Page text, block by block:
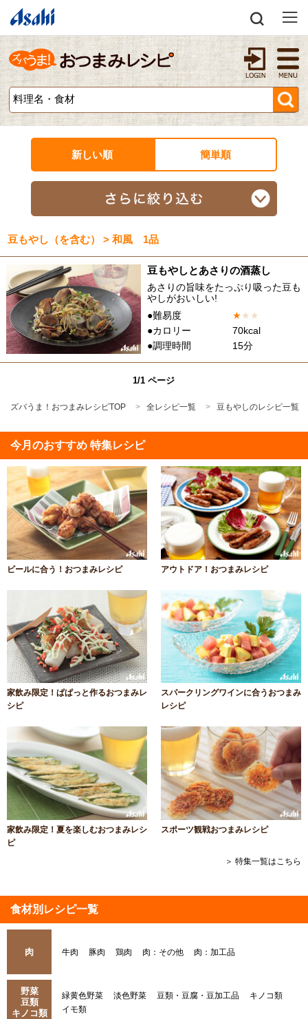
新しい順 簡単順
豆もやし（を含む） > 和風 1品
豆もやしとあさりの酒蒸し
あさりの旨味をたっぷり吸った豆も
やしがおいしい!
●難易度
★★ ★
●カロリー
70kcal
●調理時間
15分
1/1 ページ
ズバうま！おつまみレシピTOP 全レシピ一覧 豆もやしのレシピ一覧
今月のおすすめ 特集レシピ
ビールに合う！おつまみレシピ アウトドア！おつまみレシピ
家飲み限定！ぱぱっと作るおつまみレ
シピ
スパークリングワインに合うおつまみ
レシピ
家飲み限定！夏を楽しむおつまみレシ
ピ
スポーツ観戦おつまみレシピ
＞ 特集一覧はこちら
食材別レシピ一覧
肉 牛肉 豚肉 鶏肉 肉：その他 肉：加工品
野菜
豆類
キノコ類
緑黄色野菜 淡色野菜 豆類・豆腐・豆加工品
キノコ類
イモ類